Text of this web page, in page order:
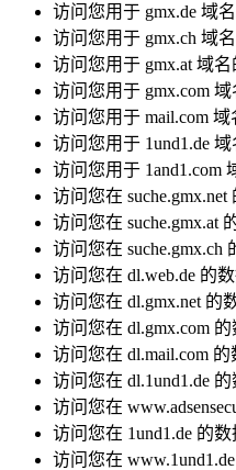
访问您用于 gmx.de 域
访问您用于 gmx.ch 域
访问您用于 gmx.at 域
访问您用于 gmx.com
访问您用于 mail.com
访问您用于 1und1.de
访问您用于 1and1.com
访问您在 suche.gmx.net
访问您在 suche.gmx.at
访问您在 suche.gmx.ch
访问您在 dl.web.de 的
访问您在 dl.gmx.net 的
访问您在 dl.gmx.com
访问您在 dl.mail.com 的
访问您在 dl.1und1.de
访问您在
访问您在 1und1.de 的数
访问您在